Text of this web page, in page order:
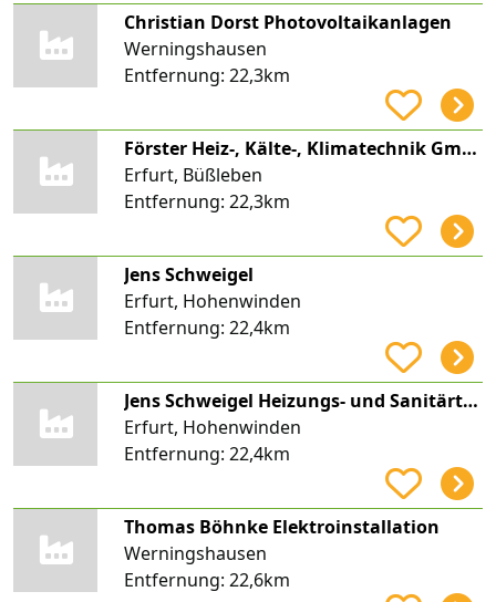
Christian Dorst Photovoltaikanlagen
Werningshausen
Entfernung: 22,3km
Förster Heiz-, Kälte-, Klimatechnik GmbH & Co. KG
Erfurt, Büßleben
Entfernung: 22,3km
Jens Schweigel
Erfurt, Hohenwinden
Entfernung: 22,4km
Jens Schweigel Heizungs- und Sanitärtechnik
Erfurt, Hohenwinden
Entfernung: 22,4km
Thomas Böhnke Elektroinstallation
Werningshausen
Entfernung: 22,6km